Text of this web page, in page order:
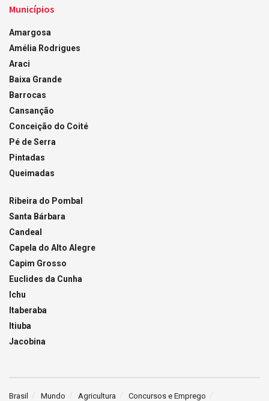
Municípios
Amargosa
Amélia Rodrigues
Araci
Baixa Grande
Barrocas
Cansanção
Conceição do Coité
Pé de Serra
Pintadas
Queimadas
Ribeira do Pombal
Santa Bárbara
Candeal
Capela do Alto Alegre
Capim Grosso
Euclides da Cunha
Ichu
Itaberaba
Itiuba
Jacobina
Brasil Mundo Agricultura Concursos e Emprego